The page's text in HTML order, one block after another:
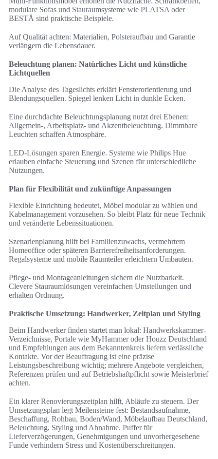
modulare Sofas und Stauraumsysteme wie PLATSA oder
BESTÅ sind praktische Beispiele.
Auf Qualität achten: Materialien, Polsteraufbau und Garantie
verlängern die Lebensdauer.
Beleuchtung planen: Natürliches Licht und künstliche
Lichtquellen
Die Analyse des Tageslichts erklärt Fensterorientierung und
Blendungsquellen. Spiegel lenken Licht in dunkle Ecken.
Eine durchdachte Beleuchtungsplanung nutzt drei Ebenen:
Allgemein-, Arbeitsplatz- und Akzentbeleuchtung. Dimmbare
Leuchten schaffen Atmosphäre.
LED-Lösungen sparen Energie. Systeme wie Philips Hue
erlauben einfache Steuerung und Szenen für unterschiedliche
Nutzungen.
Plan für Flexibilität und zukünftige Anpassungen
Flexible Einrichtung bedeutet, Möbel modular zu wählen und
Kabelmanagement vorzusehen. So bleibt Platz für neue Technik
und veränderte Lebenssituationen.
Szenarienplanung hilft bei Familienzuwachs, vermehrtem
Homeoffice oder späteren Barrierefreiheitsanforderungen.
Regalsysteme und mobile Raumteiler erleichtern Umbauten.
Pflege- und Montageanleitungen sichern die Nutzbarkeit.
Clevere Stauraumlösungen vereinfachen Umstellungen und
erhalten Ordnung.
Praktische Umsetzung: Handwerker, Zeitplan und Styling
Beim Handwerker finden startet man lokal: Handwerkskammer-
Verzeichnisse, Portale wie MyHammer oder Houzz Deutschland
und Empfehlungen aus dem Bekanntenkreis liefern verlässliche
Kontakte. Vor der Beauftragung ist eine präzise
Leistungsbeschreibung wichtig; mehrere Angebote vergleichen,
Referenzen prüfen und auf Betriebshaftpflicht sowie Meisterbrief
achten.
Ein klarer Renovierungszeitplan hilft, Abläufe zu steuern. Der
Umsetzungsplan legt Meilensteine fest: Bestandsaufnahme,
Beschaffung, Rohbau, Boden/Wand, Möbelaufbau Deutschland,
Beleuchtung, Styling und Abnahme. Puffer für
Lieferverzögerungen, Genehmigungen und unvorhergesehene
Funde verhindern Stress und Kostenüberschreitungen.